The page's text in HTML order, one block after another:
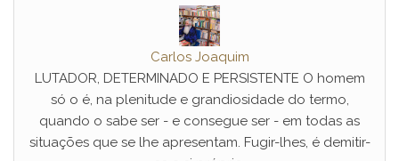
Carlos Joaquim
LUTADOR, DETERMINADO E PERSISTENTE O homem
só o é, na plenitude e grandiosidade do termo,
quando o sabe ser - e consegue ser - em todas as
situações que se lhe apresentam. Fugir-lhes, é demitir-